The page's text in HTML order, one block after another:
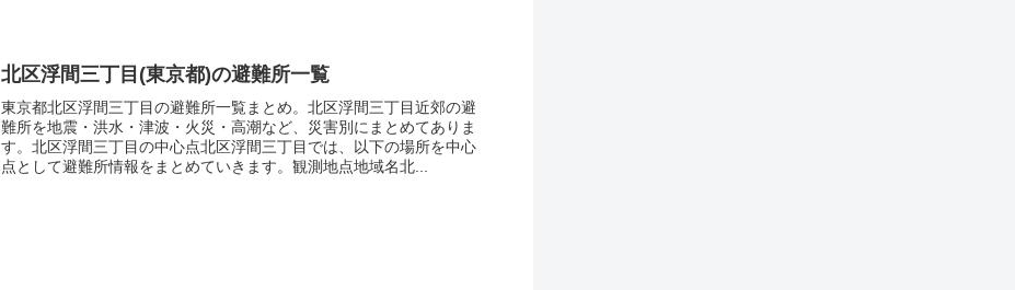
北区浮間三丁目(東京都)の避難所一覧
東京都北区浮間三丁目の避難所一覧まとめ。北区浮間三丁目近郊の避
難所を地震・洪水・津波・火災・高潮など、災害別にまとめてありま
す。北区浮間三丁目の中心点北区浮間三丁目では、以下の場所を中心
点として避難所情報をまとめていきます。観測地点地域名北...